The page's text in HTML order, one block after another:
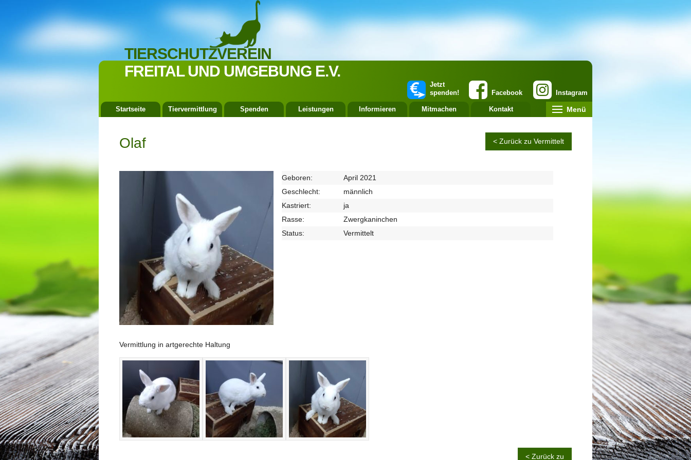
TIERSCHUTZVEREIN
FREITAL UND UMGEBUNG E.V.
Instagram
Facebook
Jetzt
spenden!
Startseite Tiervermittlung Spenden Leistungen Informieren Mitmachen Kontakt Menü
Olaf < Zurück zu Vermittelt
Geboren:
April 2021
Geschlecht:
männlich
Kastriert:
ja
Rasse:
Zwergkaninchen
Status:
Vermittelt
Vermittlung in artgerechte Haltung
< Zurück zu